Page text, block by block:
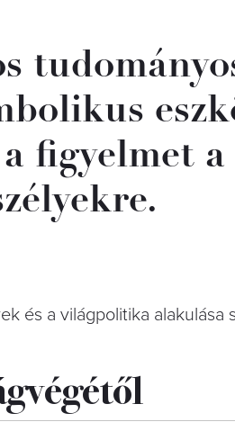
figyelmet a
és a világpolitika alakulása